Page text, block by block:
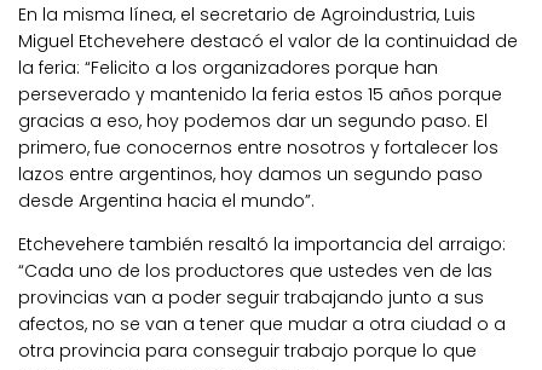
En la misma línea, el secretario de Agroindustria, Luis
Miguel Etchevehere destacó el valor de la continuidad de
la feria: “Felicito a los organizadores porque han
perseverado y mantenido la feria estos 15 años porque
gracias a eso, hoy podemos dar un segundo paso. El
primero, fue conocernos entre nosotros y fortalecer los
lazos entre argentinos, hoy damos un segundo paso
desde Argentina hacia el mundo”.
Etchevehere también resaltó la importancia del arraigo:
“Cada uno de los productores que ustedes ven de las
provincias van a poder seguir trabajando junto a sus
afectos, no se van a tener que mudar a otra ciudad o a
otra provincia para conseguir trabajo porque lo que